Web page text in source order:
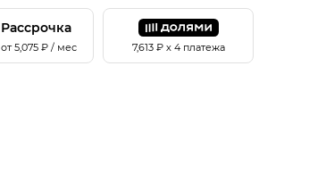
Рассрочка
от5,075 ₽ / мес 7,613₽ х 4 платежа